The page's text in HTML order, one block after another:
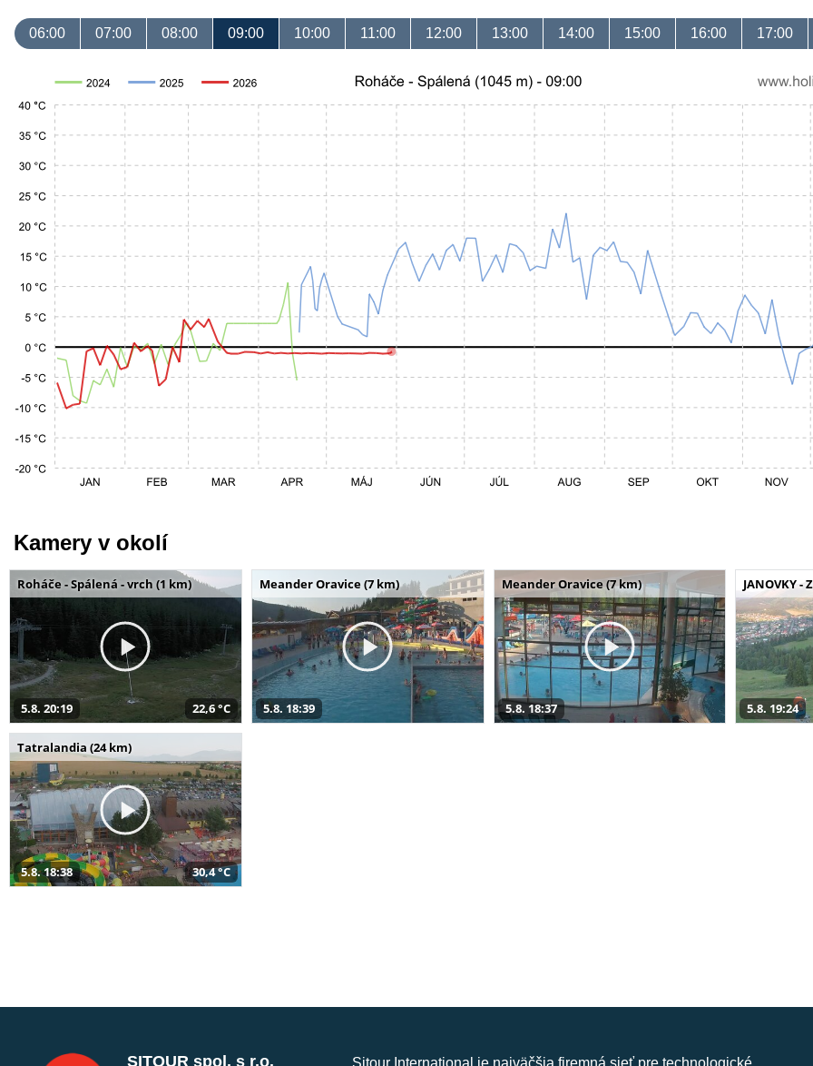
06:00 07:00 08:00 09:00 10:00 11:00 12:00 13:00 14:00 15:00 16:00 17:00
Kamery v okolí
Roháče - Spálená - vrch (1 km)
5.8. 20:19 22,6 °C
Meander Oravice (7 km)
5.8. 18:39
Meander Oravice (7 km)
5.8. 18:37
JANOVKY -
5.8. 19:24
Tatralandia (24 km)
5.8. 18:38 30,4 °C
SITOUR spol. s r.o.